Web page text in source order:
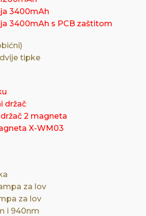
3400mAh
3400mAh s PCB zaštitom
tipke
držač
2 magneta
X-WM03
za lov
za lov
i 940nm